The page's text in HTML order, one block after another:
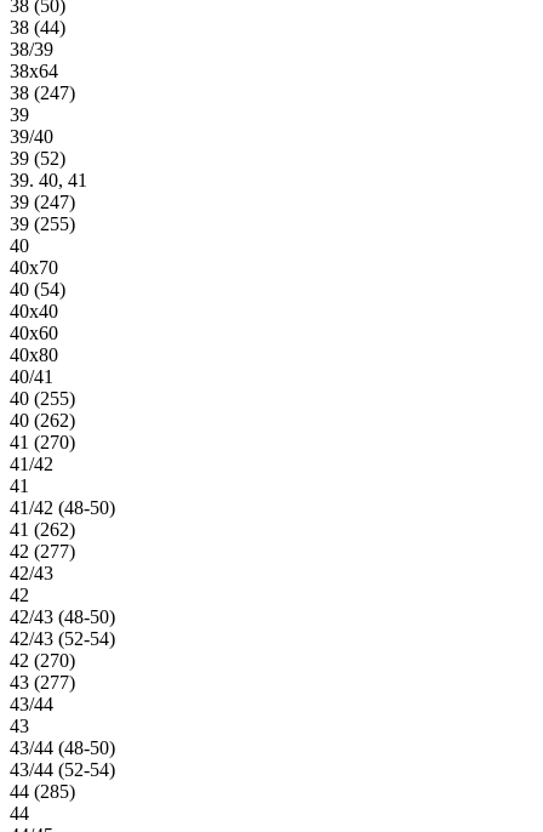
38 (50)
38 (44)
38/39
38х64
38 (247)
39
39/40
39 (52)
39. 40, 41
39 (247)
39 (255)
40
40х70
40 (54)
40х40
40х60
40х80
40/41
40 (255)
40 (262)
41 (270)
41/42
41
41/42 (48-50)
41 (262)
42 (277)
42/43
42
42/43 (48-50)
42/43 (52-54)
42 (270)
43 (277)
43/44
43
43/44 (48-50)
43/44 (52-54)
44 (285)
44